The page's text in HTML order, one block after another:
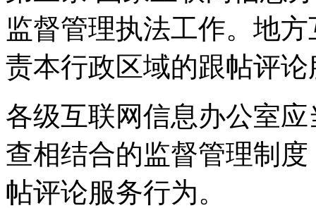
监督管理执法工作。地
责本行政区域的跟帖评
各级互联网信息办公室
查相结合的监督管理制
帖评论服务行为。